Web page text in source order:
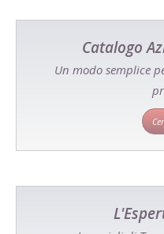
Catalogo
Un modo semplice